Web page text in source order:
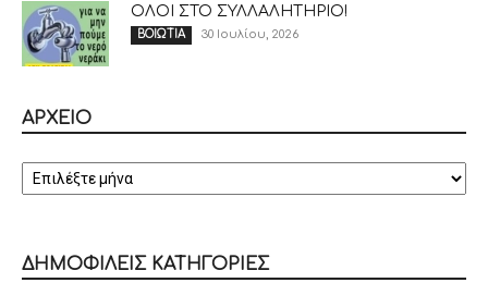
ΟΛΟΙ ΣΤΟ ΣΥΛΛΑΛΗΤΗΡΙΟ!
ΒΟΙΩΤΙΑ 30 Ιουλίου, 2026
ΑΡΧΕΙΟ
ΔΗΜΟΦΙΛΕΙΣ ΚΑΤΗΓΟΡΙΕΣ